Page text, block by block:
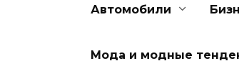
Автомобили
Мода и модные